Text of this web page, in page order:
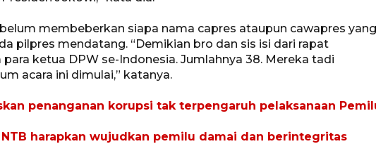
membeberkan siapa nama capres ataupun cawapres yang
pilpres mendatang. “Demikian bro dan sis isi dari rapat
ketua DPW se-Indonesia. Jumlahnya 38. Mereka tadi
acara ini dimulai,” katanya.
penanganan korupsi tak terpengaruh pelaksanaan
harapkan wujudkan pemilu damai dan berintegritas